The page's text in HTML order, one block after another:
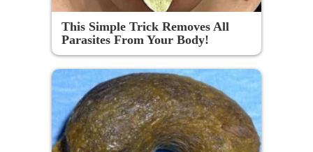
This Simple Trick Removes All
Parasites From Your Body!